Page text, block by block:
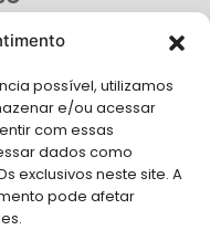
possível, utilizamos
e/ou acessar
com essas
dados como
exclusivos neste site. A
pode afetar